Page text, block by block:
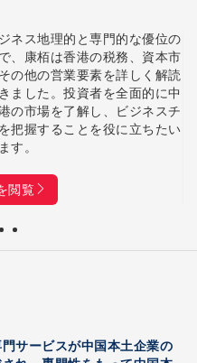
ネス地理的と専門的な優位の
、康栢は香港の税務、資本市
の他の営業要素を詳しく解読
ました。投資者を全面的に中
の市場を了解し、ビジネスチ
把握することを役に立ちたい
す。
閲覧
サービスが中国本土企業の